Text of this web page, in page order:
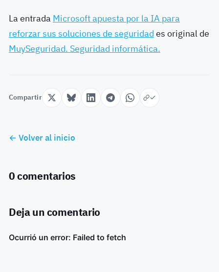
La entrada Microsoft apuesta por la IA para
reforzar sus soluciones de seguridad es original de
MuySeguridad. Seguridad informática.
Compartir
← Volver al inicio
0 comentarios
Deja un comentario